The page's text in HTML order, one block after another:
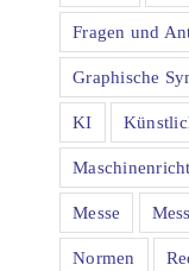
Fragen und
Graphische
KI
Messe
Normen